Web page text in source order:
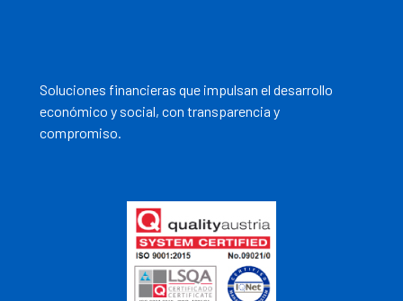
Soluciones financieras que impulsan el desarrollo
económico y social, con transparencia y
compromiso.